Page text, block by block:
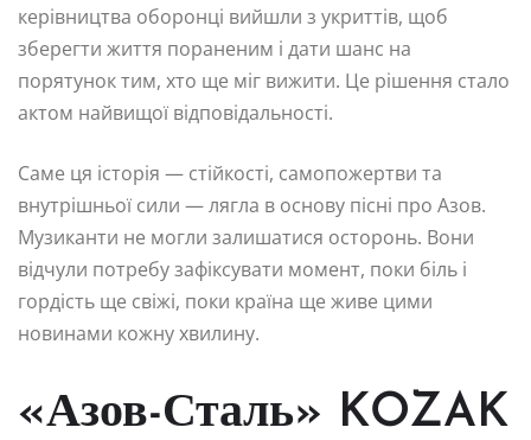
керівництва оборонці вийшли з укриттів, щоб
зберегти життя пораненим і дати шанс на
порятунок тим, хто ще міг вижити. Це рішення стало
актом найвищої відповідальності.
Саме ця історія — стійкості, самопожертви та
внутрішньої сили — лягла в основу пісні про Азов.
Музиканти не могли залишатися осторонь. Вони
відчули потребу зафіксувати момент, поки біль і
гордість ще свіжі, поки країна ще живе цими
новинами кожну хвилину.
«Азов-Сталь» KOZAK